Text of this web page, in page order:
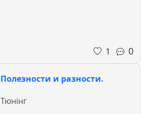
1 0
Полезности и разности.
Тюнінг